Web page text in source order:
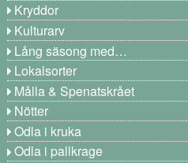
Kryddor
Kulturarv
Lång säsong med…
Lokalsorter
Målla & Spenatskrået
Nötter
Odla i kruka
Odla i pallkrage